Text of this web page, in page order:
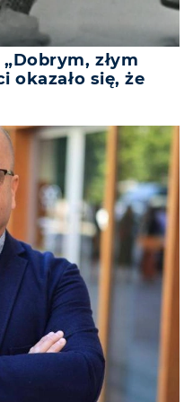
złym
okazało się, że